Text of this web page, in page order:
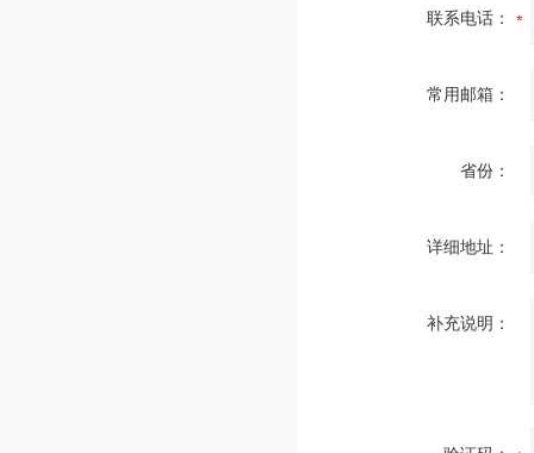
联系电话：
常用邮箱：
省份：
详细地址：
补充说明：